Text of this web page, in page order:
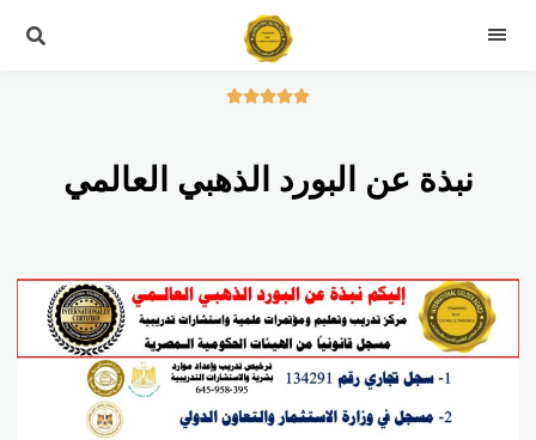





نبذة عن البورد الذهبي العالمي